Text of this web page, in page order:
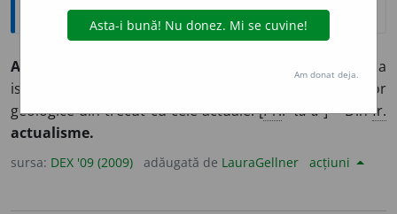
ACTUAL
Principiu metodologic de cercetare a
istoriei Pământului, bazat pe compararea fenomenelor
geologice din trecut cu cele actuale. [Pr.:-tu-a-] – Dinfr.
actualisme.
sursa: DEX '09 (2009) adăugată de LauraGellner acțiuni
Am donat deja.